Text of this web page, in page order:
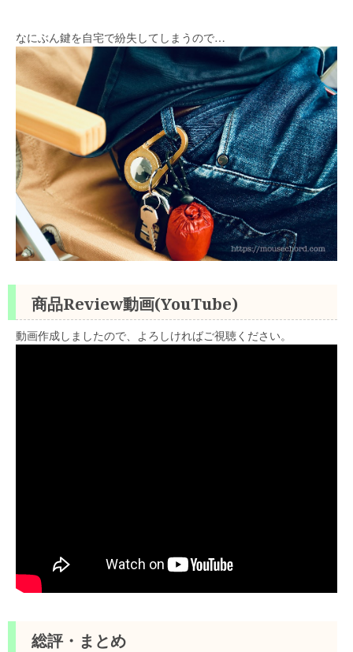
なにぶん鍵を自宅で紛失してしまうので…
商品Review動画(YouTube)
動画作成しましたので、よろしければご視聴ください。
総評・まとめ